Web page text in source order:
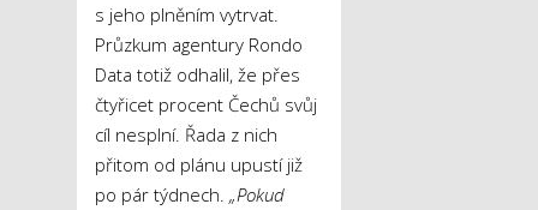
s jeho plněním vytrvat.
Průzkum agentury Rondo
Data totiž odhalil, že přes
čtyřicet procent Čechů svůj
cíl nesplní. Řada z nich
přitom od plánu upustí již
po pár týdnech. „Pokud